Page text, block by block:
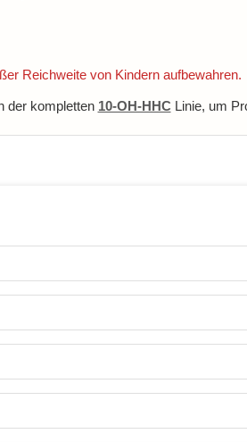
Reichweite von Kindern aufbewahren.
der kompletten 10-OH-HHCLinie, um